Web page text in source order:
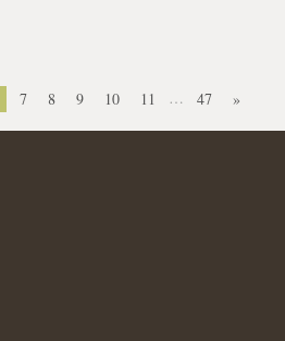
7 8 9 10 11 … 47 »